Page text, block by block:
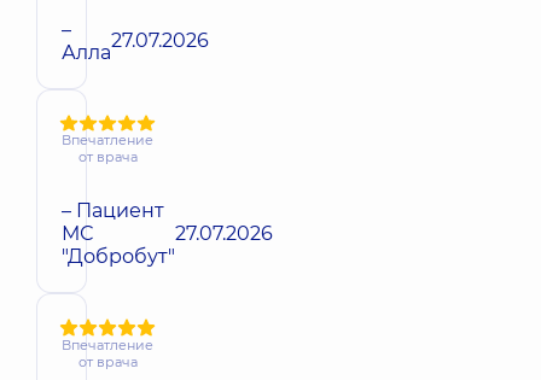
–
Алла27.07.2026
Впечатление
от врача
– Пациент
МС
"Добробут"
27.07.2026
Впечатление
от врача